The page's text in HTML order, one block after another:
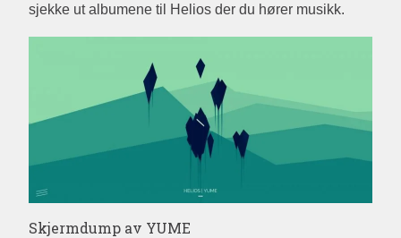
sjekke ut albumene til Helios der du hører musikk.
Skjermdump av YUME